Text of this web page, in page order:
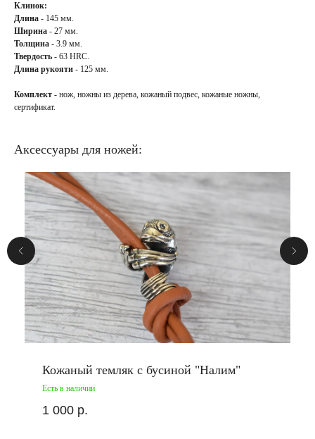
Клинок:
Длина - 145 мм.
Ширина - 27 мм.
Толщина - 3.9 мм.
Твердость - 63 HRC.
Длина рукояти - 125 мм.
Комплект - нож, ножны из дерева, кожаный подвес, кожаные ножны,
сертификат.
Аксессуары для ножей:
Кожаный темляк с бусиной "Налим"
Есть в наличии
1 000 р.